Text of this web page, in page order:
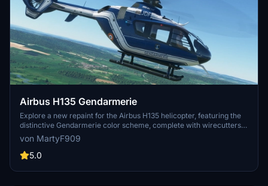
Airbus H135 Gendarmerie
Explore a new repaint for the Airbus H135 helicopter, featuring the
distinctive Gendarmerie color scheme, complete with wirecutters
and tail wings end plates.
von MartyF909
5.0